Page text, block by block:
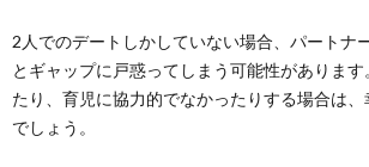
2人でのデートしかしていない場合、パートナ
とギャップに戸惑ってしまう可能性がありま
たり、育児に協力的でなかったりする場合は
でしょう。